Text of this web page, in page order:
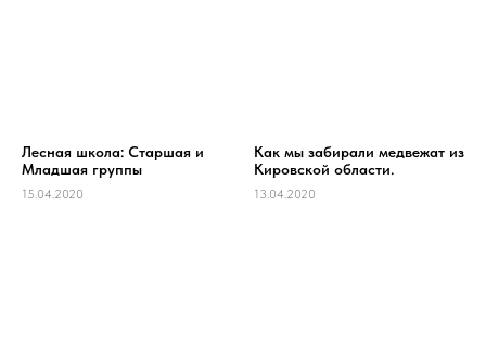
Лесная школа: Старшая и
Младшая группы
15.04.2020
Как мы забирали медвежат из
Кировской области.
13.04.2020